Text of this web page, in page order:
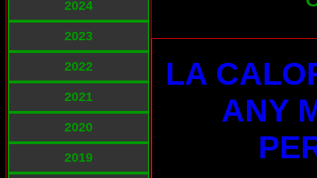
2024
2023
2022
2021
2020
2019
LA
ANY